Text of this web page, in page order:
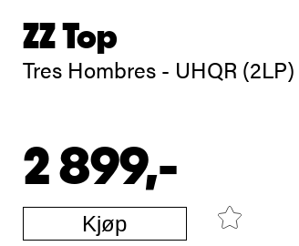
ZZ Top
Tres Hombres - UHQR (2LP)
2 899,-
Kjøp